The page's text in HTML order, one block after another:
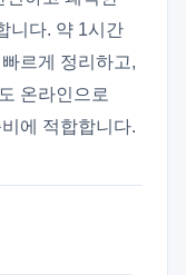
니다. 약 1시간
르게 정리하고,
온라인으로
에 적합합니다.